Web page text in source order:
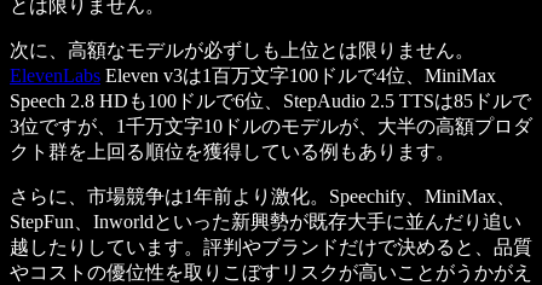
とは限りません。
次に、高額なモデルが必ずしも上位とは限りません。
ElevenLabs Eleven v3は1百万文字100ドルで4位、MiniMax
Speech 2.8 HDも100ドルで6位、StepAudio 2.5 TTSは85ドルで
3位ですが、1千万文字10ドルのモデルが、大半の高額プロダ
クト群を上回る順位を獲得している例もあります。
さらに、市場競争は1年前より激化。Speechify、MiniMax、
StepFun、Inworldといった新興勢が既存大手に並んだり追い
越したりしています。評判やブランドだけで決めると、品質
やコストの優位性を取りこぼすリスクが高いことがうかがえ